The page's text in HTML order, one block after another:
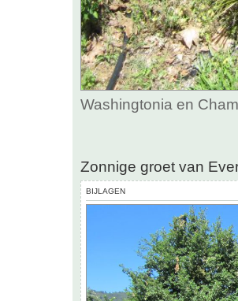
Washingtonia en
Zonnige groet van
BIJLAGEN